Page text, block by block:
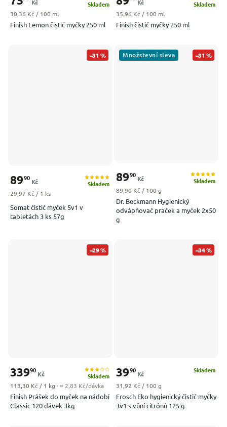
Finish Lemon čistič myčky 250 ml
Skladem
Kč
Měrná cena:
30,36 Kč / 100 ml
Finish čistič myčky 250 ml
Skladem
Kč
Měrná cena:
35,96 Kč / 100 ml
–31 %
Somat čistič myček 5v1 v
tabletách 3 ks 57g
Skladem
8990
Kč
Měrná cena:
29,97 Kč / 1 ks
Množstevní sleva –31 %
Dr. Beckmann Hygienický
odvápňovač praček a myček 2x50
g
Skladem
8990
Kč
Měrná cena:
89,90 Kč / 100 g
–29 %
Finish Prášek do myček na nádobí
Classic 120 dávek 3kg
Skladem
33990
Kč
Měrná cena:
113,30 Kč / 1 kg · ≈ 2,83 Kč/dávka
–34 %
Frosch Eko hygienický čistič myčky
3v1 s vůní citrónů 125 g
Skladem
3990
Kč
Měrná cena:
31,92 Kč / 100 g